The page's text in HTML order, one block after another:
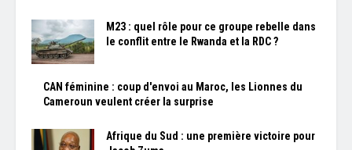
M23 : quel rôle pour ce groupe rebelle dans
le conflit entre le Rwanda et la RDC ?
CAN féminine : coup d'envoi au Maroc, les Lionnes du
Cameroun veulent créer la surprise
Afrique du Sud : une première victoire pour